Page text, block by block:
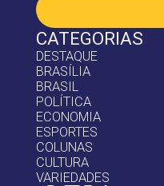
CATEGORIAS
DESTAQUE
BRASÍLIA
BRASIL
POLÍTICA
ECONOMIA
ESPORTES
COLUNAS
CULTURA
VARIEDADES